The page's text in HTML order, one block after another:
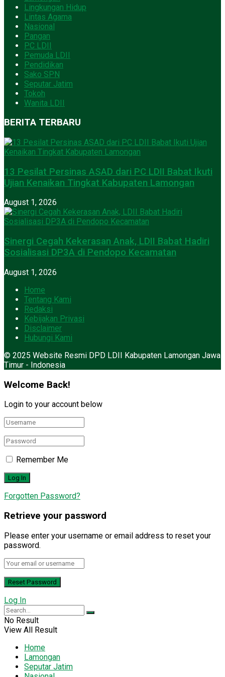
Lingkungan Hidup
Lintas Agama
Nasional
Pangan
PC LDII
Pemuda LDII
Pendidikan
Sako SPN
Seputar Jatim
Tokoh
Wanita LDII
BERITA TERBARU
13 Pesilat Persinas ASAD dari PC LDII Babat Ikuti
Ujian Kenaikan Tingkat Kabupaten Lamongan
August 1, 2026
Sinergi Cegah Kekerasan Anak, LDII Babat Hadiri
Sosialisasi DP3A di Pendopo Kecamatan
August 1, 2026
Home
Tentang Kami
Redaksi
Kebijakan Privasi
Disclaimer
Hubungi Kami
© 2025 Website Resmi DPD LDII Kabupaten Lamongan Jawa
Timur - Indonesia
Welcome Back!
Login to your account below
Remember Me
Forgotten Password?
Retrieve your password
Please enter your username or email address to reset your
password.
Log In
No Result
View All Result
Home
Lamongan
Seputar Jatim